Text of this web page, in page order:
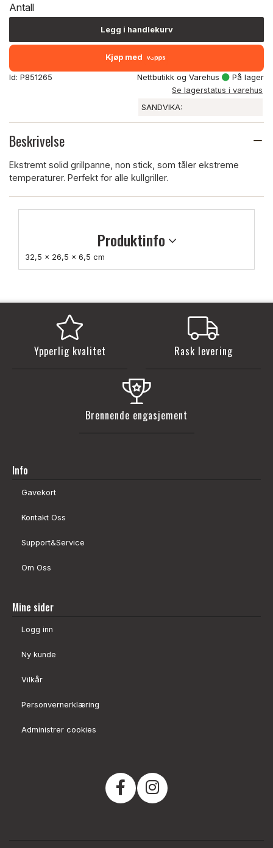
Antall
Legg i handlekurv
Kjøp med
Id: P851265 Nettbutikk og Varehus
På lager
Se lagerstatus i varehus
SANDVIKA:
Beskrivelse
Ekstremt solid grillpanne, non stick, som tåler ekstreme
temperaturer. Perfekt for alle kullgriller.
Produktinfo
32,5 x 26,5 x 6,5 cm
Ypperlig kvalitet Rask levering
Brennende engasjement
Info
Gavekort
Kontakt Oss
Support&Service
Om Oss
Mine sider
Logg inn
Ny kunde
Vilkår
Personvernerklæring
Administrer cookies